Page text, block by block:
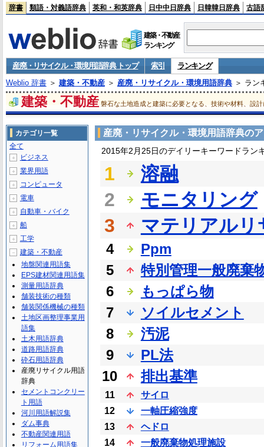
辞書 類語・対義語辞典 英和・和英辞典 日中中日辞典 日韓韓日辞典 古語
建築・不動産
ランキング
産廃・リサイクル・環境用語辞典 トップ 索引
ランキング
Weblio 辞書＞ 建築・不動産＞ 産廃・リサイクル・環境用語辞典＞ ラン
建築・不動産 磐石な土地造成と建築に必要となる、技術や材料、設
産廃・リサイクル・環境用語辞典の
2015年2月25日のデイリーキーワードラン
1
溶融
2
モニタリング
3
マテリアルリ
4
Ppm
5
特別管理一般廃棄
6
もっぱら物
7
ソイルセメント
8
汚泥
9
PL法
10
排出基準
11
サイロ
12
一軸圧縮強度
13
ヘドロ
14
一般廃棄物処理施設
カテゴリ一覧
全て
＋ ビジネス
＋ 業界用語
＋ コンピュータ
＋ 電車
＋ 自動車・バイク
＋ 船
＋ 工学
－
建築・不動産
地盤関連用語集
EPS建材関連用語集
測量用語辞典
舗装技術の種類
舗装関係機械の種類
土地区画整理事業用
語集
土木用語辞典
道路用語辞典
砕石用語辞典
産廃リサイクル用語
辞典
セメントコンクリー
ト用語
河川用語解説集
ダム事典
不動産関連用語
リフォーム用語集